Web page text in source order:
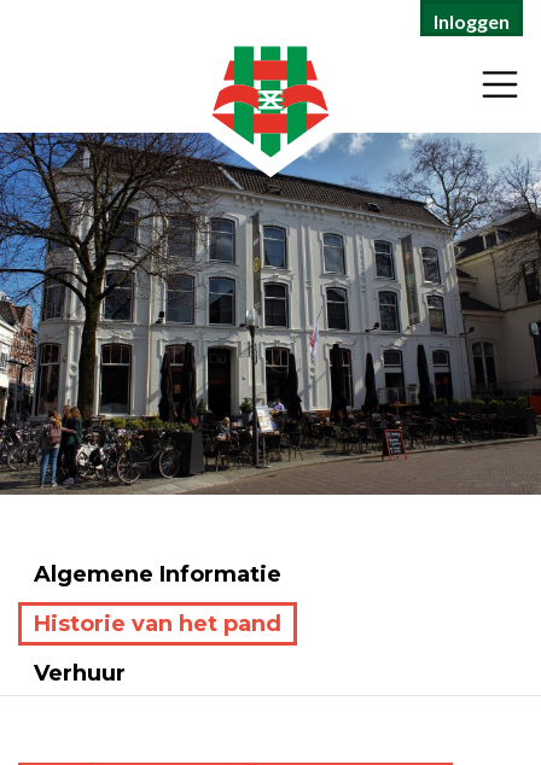
Inloggen
Algemene Informatie
Historie van het pand
Verhuur